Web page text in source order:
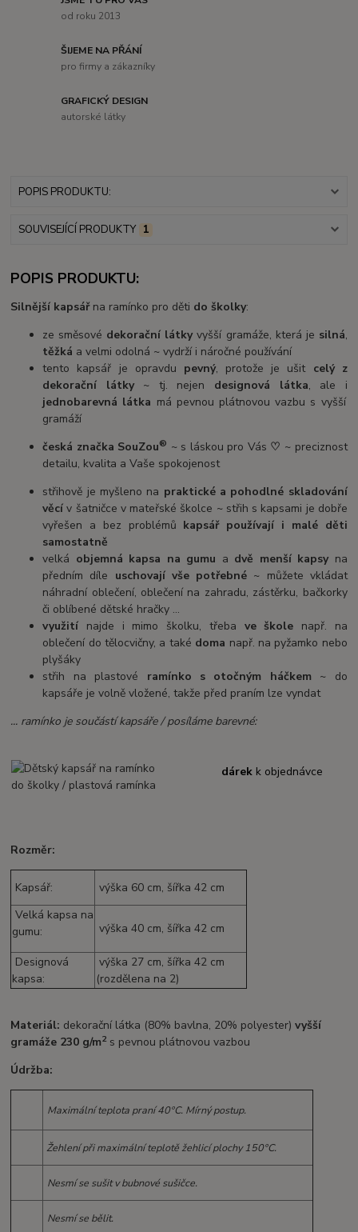
od roku 2013
ŠIJEME NA PŘÁNÍ
pro firmy a zákazníky
GRAFICKÝ DESIGN
autorské látky
POPIS PRODUKTU:
SOUVISEJÍCÍ PRODUKTY 1
POPIS PRODUKTU:
Silnější kapsář na ramínko pro děti do školky:
ze směsové dekorační látkyvyšší gramáže, která je silná,
těžká a velmi odolná ~ vydrží i náročné používání
tento kapsář je opravdu pevný, protože je ušit celý z
dekorační látky~ tj. nejen designová látka, ale i
jednobarevná látka má pevnou plátnovou vazbu s vyšší
gramáží
česká značka SouZou® ~ s láskou pro Vás ♡ ~ preciznost
detailu, kvalita a Vaše spokojenost
střihově je myšleno na praktické a pohodlné skladování
věcí v šatničce v mateřské školce ~ střih s kapsami je dobře
vyřešen a bez problémů kapsář používají i malé děti
samostatně
velká objemná kapsa na gumu a dvě menší kapsy na
předním díle uschovají vše potřebné ~ můžete vkládat
náhradní oblečení, oblečení na zahradu, zástěrku, bačkorky
či oblíbené dětské hračky ...
využití najde i mimo školku, třeba ve škole např. na
oblečení do tělocvičny, a také doma např. na pyžamko nebo
plyšáky
střih na plastové ramínko s otočným háčkem ~ do
kapsáře je volně vložené, takže před praním lze vyndat
... ramínko je součástí kapsáře / posíláme barevné:
dárek k objednávce
Rozměr:
Kapsář:
výška 60 cm, šířka 42 cm
Velká kapsa na
gumu:
výška 40 cm, šířka 42 cm
Designová
kapsa:
výška 27 cm, šířka 42 cm
(rozdělena na 2)
Materiál: dekorační látka (80% bavlna, 20% polyester)vyšší
gramáže 230 g/m2s pevnou plátnovou vazbou
Údržba:
Maximální teplota praní 40°C. Mírný postup.
Žehlení při maximální teplotě žehlicí plochy 150°C.
Nesmí se sušit v bubnové sušičce.
Nesmí se bělit.